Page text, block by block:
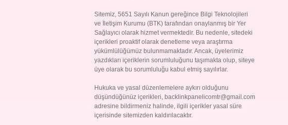
Sitemiz, 5651 Sayılı Kanun gereğince Bilgi Teknolojileri
ve İletişim Kurumu (BTK) tarafından onaylanmış bir Yer
Sağlayıcı olarak hizmet vermektedir. Bu nedenle, sitedeki
içerikleri proaktif olarak denetleme veya araştırma
yükümlülüğümüz bulunmamaktadır. Ancak, üyelerimiz
yazdıkları içeriklerin sorumluluğunu taşımakta olup, siteye
üye olarak bu sorumluluğu kabul etmiş sayılırlar.
Hukuka ve yasal düzenlemelere aykırı olduğunu
düşündüğünüz içerikleri, backlinkpanelicomtr@gmail.com
adresine bildirmeniz halinde, ilgili içerikler yasal süre
içerisinde sitemizden kaldırılacaktır.